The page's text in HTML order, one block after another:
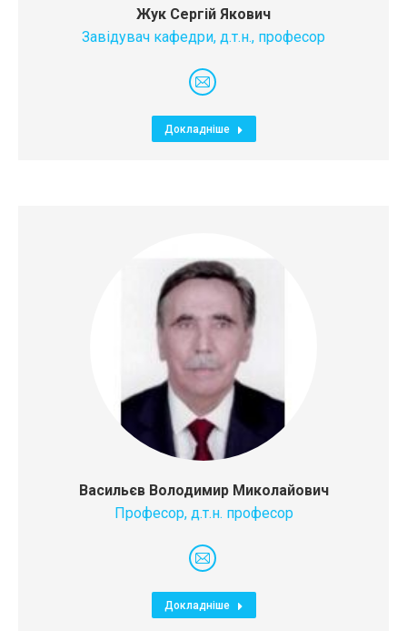
Жук Сергій Якович
Завідувач кафедри, д.т.н., професор
E-
mail
Докладніше
Васильєв Володимир Миколайович
Професор, д.т.н. професор
E-
mail
Докладніше